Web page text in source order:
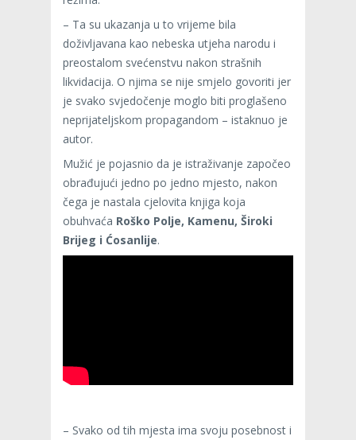
– Ta su ukazanja u to vrijeme bila
doživljavana kao nebeska utjeha narodu i
preostalom svećenstvu nakon strašnih
likvidacija. O njima se nije smjelo govoriti jer
je svako svjedočenje moglo biti proglašeno
neprijateljskom propagandom – istaknuo je
autor.
Mužić je pojasnio da je istraživanje započeo
obrađujući jedno po jedno mjesto, nakon
čega je nastala cjelovita knjiga koja
obuhvaća Roško Polje, Kamenu, Široki
Brijeg i Ćosanlije.
– Svako od tih mjesta ima svoju posebnost i